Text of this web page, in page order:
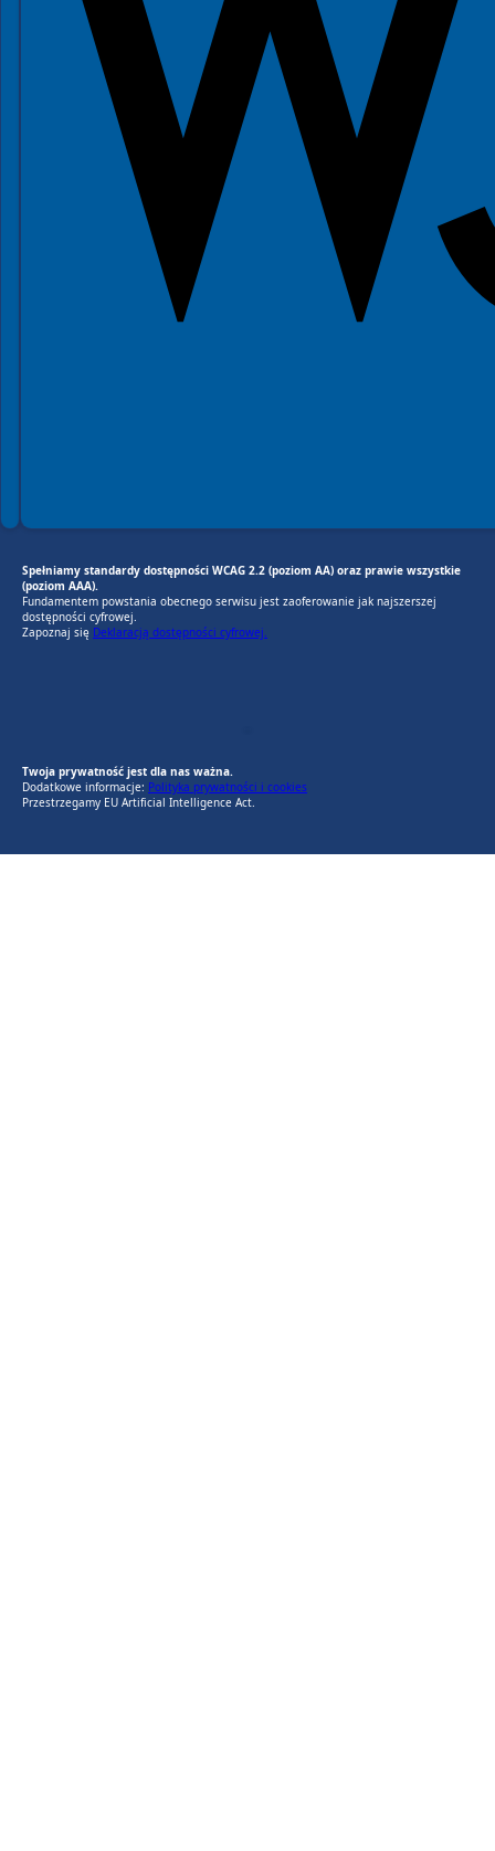
Spełniamy standardy dostępności WCAG 2.2 (poziom AA) oraz prawie wszystkie
(poziom AAA).
Fundamentem powstania obecnego serwisu jest zaoferowanie jak najszerszej
dostępności cyfrowej.
Zapoznaj się Deklaracją dostępności cyfrowej.
Twoja prywatność jest dla nas ważna.
Dodatkowe informacje: Polityka prywatności i cookies
Przestrzegamy EU Artificial Intelligence Act.